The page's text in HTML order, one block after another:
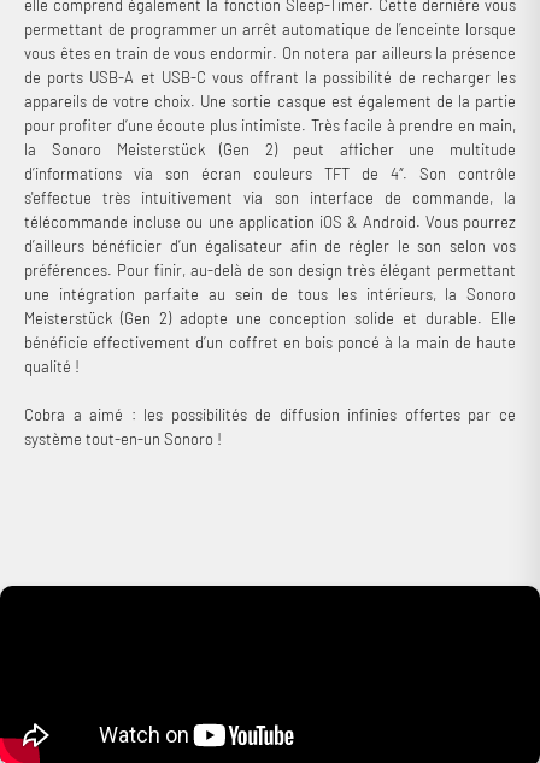
elle comprend également la fonction Sleep-Timer. Cette dernière vous
permettant de programmer un arrêt automatique de l’enceinte lorsque
vous êtes en train de vous endormir. On notera par ailleurs la présence
de ports USB-A et USB-C vous offrant la possibilité de recharger les
appareils de votre choix. Une sortie casque est également de la partie
pour profiter d’une écoute plus intimiste. Très facile à prendre en main,
la Sonoro Meisterstück (Gen 2) peut afficher une multitude
d’informations via son écran couleurs TFT de 4″. Son contrôle
s'effectue très intuitivement via son interface de commande, la
télécommande incluse ou une application iOS & Android. Vous pourrez
d’ailleurs bénéficier d’un égalisateur afin de régler le son selon vos
préférences. Pour finir, au-delà de son design très élégant permettant
une intégration parfaite au sein de tous les intérieurs, la Sonoro
Meisterstück (Gen 2) adopte une conception solide et durable. Elle
bénéficie effectivement d’un coffret en bois poncé à la main de haute
qualité !
Cobra a aimé : les possibilités de diffusion infinies offertes par ce
système tout-en-un Sonoro !
votre liste de souhaits et afficher vos articles précédemment